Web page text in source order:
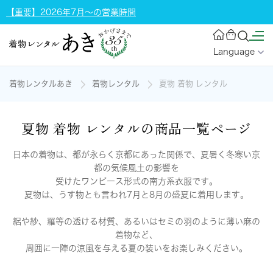
【重要】2026年7月～の営業時間
Language
着物レンタルあき 着物レンタル 夏物 着物 レンタル
夏物 着物 レンタルの商品一覧ページ
日本の着物は、都が永らく京都にあった関係で、夏暑く冬寒い京
都の気候風土の影響を
受けたワンピース形式の南方系衣服です。
夏物は、うす物とも言われ7月と8月の盛夏に着用します。
絽や紗、羅等の透ける材質、あるいはセミの羽のように薄い麻の
着物など、
周囲に一陣の涼風を与える夏の装いをお楽しみください。